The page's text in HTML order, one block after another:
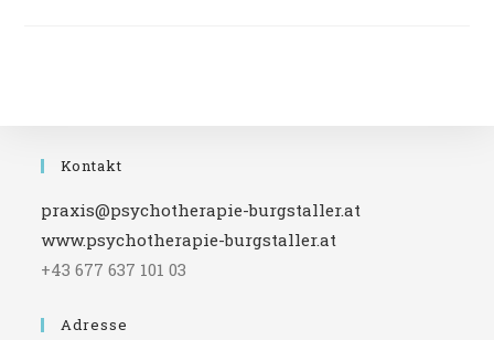
Kontakt
praxis@psychotherapie-burgstaller.at
www.psychotherapie-burgstaller.at
+43 677 637 101 03
Adresse